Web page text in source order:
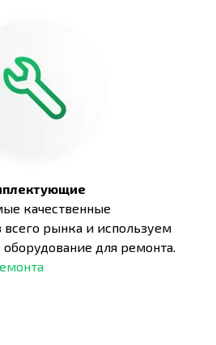
качественные
рынка и используем
для ремонта.